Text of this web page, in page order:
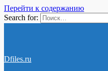
Перейти к содержанию
Search for:
Dfiles.ru